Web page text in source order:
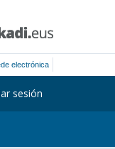
electrónica
sesión